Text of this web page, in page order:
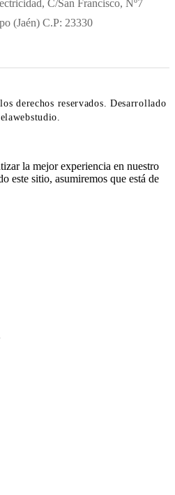
C/San Francisco, Nº7
(Jaén) C.P: 23330
derechos reservados. Desarrollado
la mejor experiencia en nuestro
este sitio, asumiremos que está de